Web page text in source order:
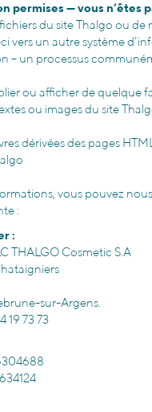
permises — vous n’êtes
du site Thalgo ou de
vers un autre système
– un processus
ou afficher de quelque
ou images du site
dérivées des pages
vous pouvez
:
:
THALGO Cosmetic S.A
sur-Argens.
19 73 73